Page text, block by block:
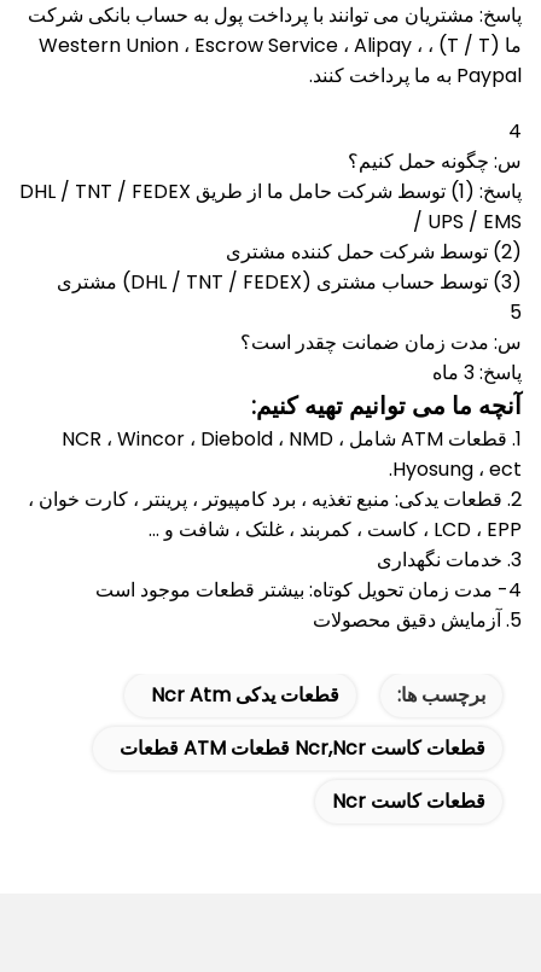
پاسخ: مشتریان می توانند با پرداخت پول به حساب بانکی شرکت
ما (T / T) ، Western Union ، Escrow Service ، Alipay ،
Paypal به ما پرداخت کنند.
4
س: چگونه حمل کنیم؟
پاسخ: (1) توسط شرکت حامل ما از طریق DHL / TNT / FEDEX
/ UPS / EMS
(2) توسط شرکت حمل کننده مشتری
(3) توسط حساب مشتری (DHL / TNT / FEDEX) مشتری
5
س: مدت زمان ضمانت چقدر است؟
پاسخ: 3 ماه
آنچه ما می توانیم تهیه کنیم:
1. قطعات ATM شامل NCR ، Wincor ، Diebold ، NMD ،
Hyosung ، ect.
2. قطعات یدکی: منبع تغذیه ، برد کامپیوتر ، پرینتر ، کارت خوان ،
LCD ، EPP ، کاست ، کمربند ، غلتک ، شافت و ...
3. خدمات نگهداری
4- مدت زمان تحویل کوتاه: بیشتر قطعات موجود است
5. آزمایش دقیق محصولات
برچسب ها:
قطعات یدکی Ncr Atm
قطعات کاست Ncr,Ncr قطعات ATM قطعات
قطعات کاست Ncr